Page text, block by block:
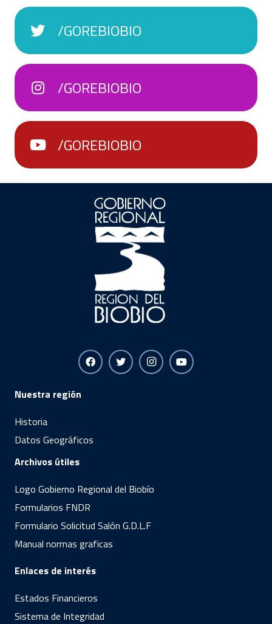
/GOREBIOBIO
/GOREBIOBIO
/GOREBIOBIO
Nuestra región
Historia
Datos Geográficos
Archivos útiles
Logo Gobierno Regional del Biobío
Formularios FNDR
Formulario Solicitud Salón G.D.L.F
Manual normas graficas
Enlaces de interés
Estados Financieros
Sistema de Integridad